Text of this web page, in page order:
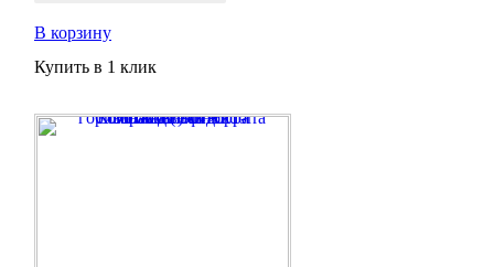
В корзину
Купить в 1 клик